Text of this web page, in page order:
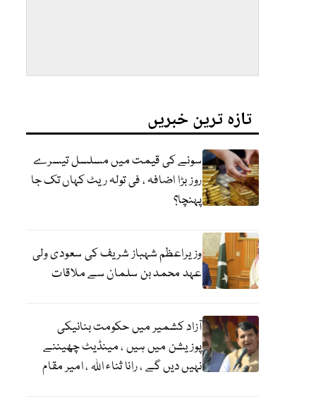
تازہ ترین خبریں
سونے کی قیمت میں مسلسل تیسرے
روز بڑا اضافہ ، فی تولہ ریٹ کہاں تک جا
پہنچا؟
وزیراعظم شہباز شریف کی سعودی ولی
عہد محمد بن سلمان سے ملاقات
آزاد کشمیر میں حکومت بنانیکی
پوزیشن میں ہیں ، مینڈیٹ چھیننے
نہیں دیں گے ، رانا ثناء اللہ ، امیر مقام